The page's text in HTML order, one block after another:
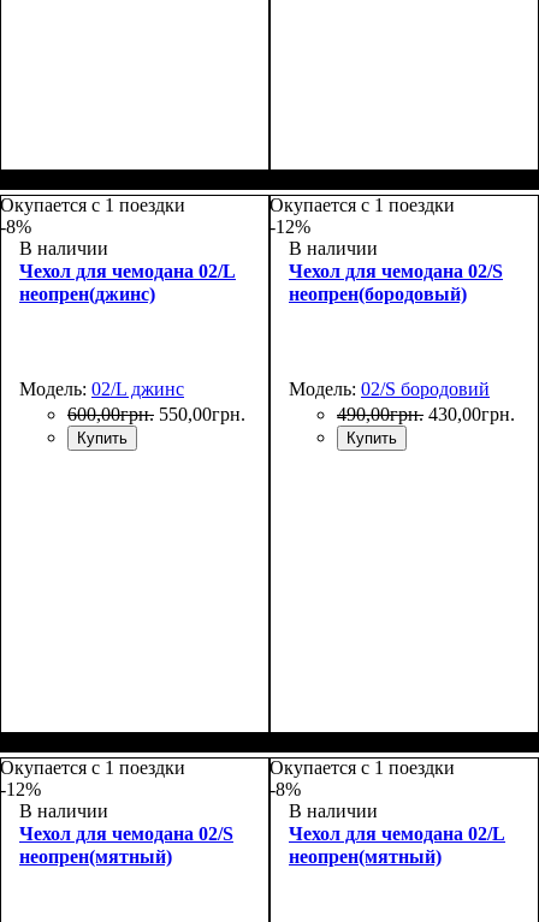
Окупается с 1 поездки
-8%
В наличии
Чехол для чемодана 02/L
неопрен(джинс)
Модель: 02/L джинс
600,00грн. 550,00грн.
Купить
Окупается с 1 поездки
-12%
В наличии
Чехол для чемодана 02/S
неопрен(бородовый)
Модель: 02/S бородовий
490,00грн. 430,00грн.
Купить
Окупается с 1 поездки
-12%
В наличии
Чехол для чемодана 02/S
неопрен(мятный)
Окупается с 1 поездки
-8%
В наличии
Чехол для чемодана 02/L
неопрен(мятный)